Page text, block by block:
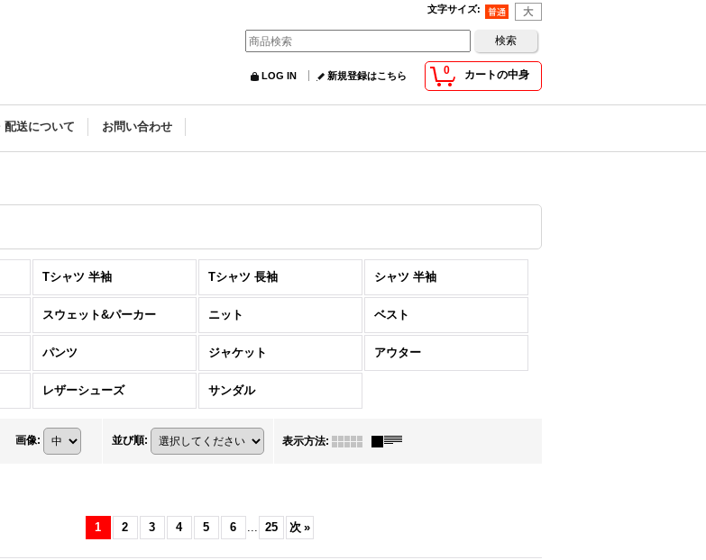
文字サイズ:
0 カートの中身
LOG IN 新規登録はこちら
配送について お問い合わせ
Tシャツ 半袖 Tシャツ 長袖 シャツ 半袖
スウェット&パーカー ニット ベスト
パンツ ジャケット アウター
レザーシューズ サンダル
画像: 並び順: 表示方法:
1 2 3 4 5 6 ... 25 次 »